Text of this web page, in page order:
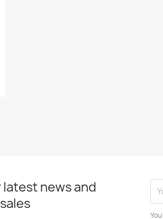
latest news and